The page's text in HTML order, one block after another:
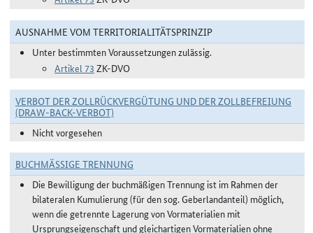
AUSNAHME VOM TERRITORIALITÄTSPRINZIP
Unter bestimmten Voraussetzungen zulässig.
Artikel 73 ZK-DVO
VERBOT DER ZOLLRÜCKVERGÜTUNG UND DER ZOLLBEFREIUNG
(DRAW-BACK-VERBOT)
Nicht vorgesehen
BUCHMÄSSIGE TRENNUNG
Die Bewilligung der buchmäßigen Trennung ist im Rahmen der
bilateralen Kumulierung (für den sog. Geberlandanteil) möglich,
wenn die getrennte Lagerung von Vormaterialien mit
Ursprungseigenschaft und gleichartigen Vormaterialien ohne